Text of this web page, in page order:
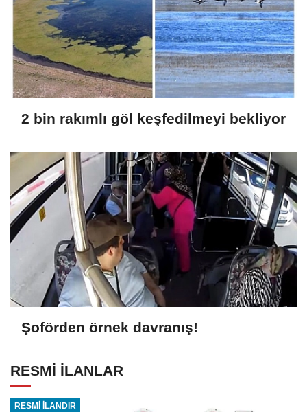
2 bin rakımlı göl keşfedilmeyi bekliyor
Şoförden örnek davranış!
RESMİ İLANLAR
RESMİ İLANDIR